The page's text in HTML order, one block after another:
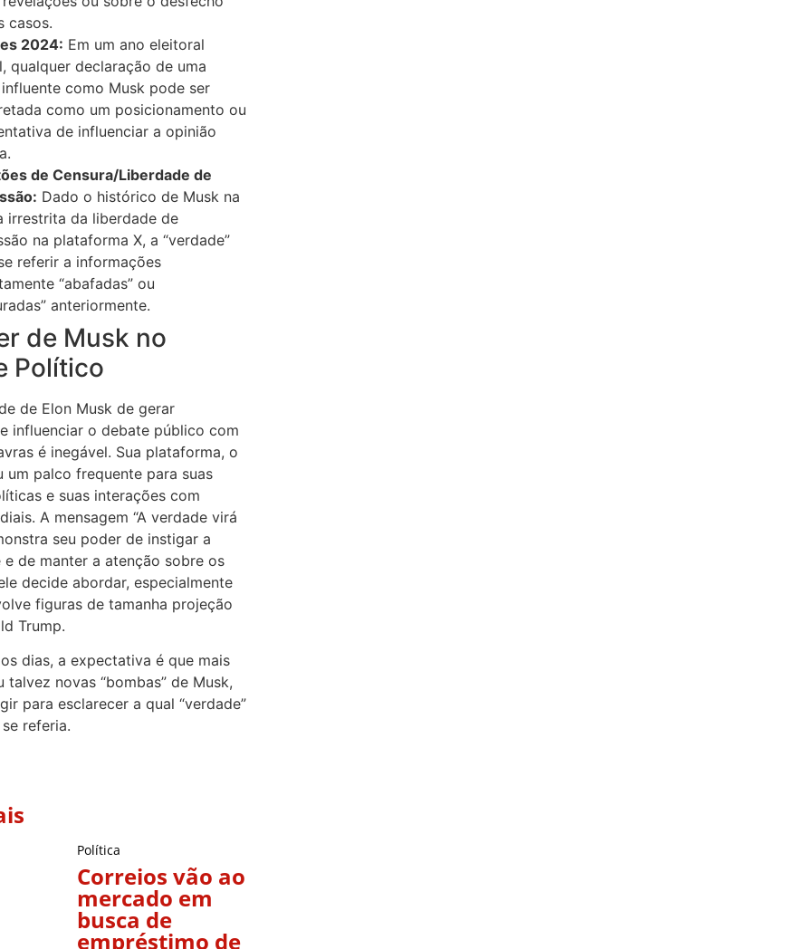
casos.
2024: Em um ano eleitoral
qualquer declaração de uma
como Musk pode ser
como um posicionamento ou
de influenciar a opinião
de Censura/Liberdade de
Dado o histórico de Musk na
irrestrita da liberdade de
na plataforma X, a “verdade”
referir a informações
“abafadas” ou
anteriormente.
de Musk no
Político
de Elon Musk de gerar
influenciar o debate público com
é inegável. Sua plataforma, o
um palco frequente para suas
e suas interações com
A mensagem “A verdade virá
seu poder de instigar a
e de manter a atenção sobre os
decide abordar, especialmente
figuras de tamanha projeção
Trump.
dias, a expectativa é que mais
talvez novas “bombas” de Musk,
para esclarecer a qual “verdade”
referia.
Política
Correios vão ao
mercado em
busca de
empréstimo de